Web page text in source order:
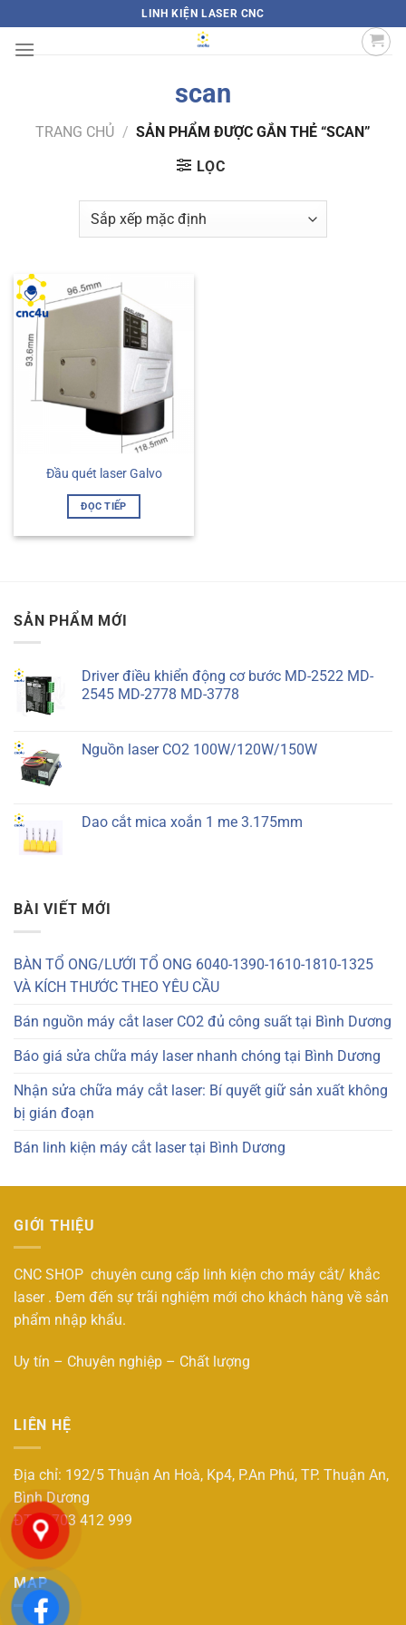
qua
nội
LINH KIỆN LASER CNC
scan
TRANG CHỦ / SẢN PHẨM ĐƯỢC GẮN THẺ “SCAN”
LỌC
Đầu quét laser Galvo
ĐỌC TIẾP
SẢN PHẨM MỚI
Driver điều khiển động cơ bước MD-2522 MD-
2545 MD-2778 MD-3778
Nguồn laser CO2 100W/120W/150W
Dao cắt mica xoắn 1 me 3.175mm
BÀI VIẾT MỚI
BÀN TỔ ONG/LƯỚI TỔ ONG 6040-1390-1610-1810-1325
VÀ KÍCH THƯỚC THEO YÊU CẦU
Bán nguồn máy cắt laser CO2 đủ công suất tại Bình Dương
Báo giá sửa chữa máy laser nhanh chóng tại Bình Dương
Nhận sửa chữa máy cắt laser: Bí quyết giữ sản xuất không
bị gián đoạn
Bán linh kiện máy cắt laser tại Bình Dương
GIỚI THIỆU
CNC SHOP chuyên cung cấp linh kiện cho máy cắt/ khắc
laser . Đem đến sự trãi nghiệm mới cho khách hàng về sản
phẩm nhập khẩu.
Uy tín – Chuyên nghiệp – Chất lượng
LIÊN HỆ
Địa chỉ: 192/5 Thuận An Hoà, Kp4, P.An Phú, TP. Thuận An,
Bình Dương
ĐT : 0703 412 999
MAP